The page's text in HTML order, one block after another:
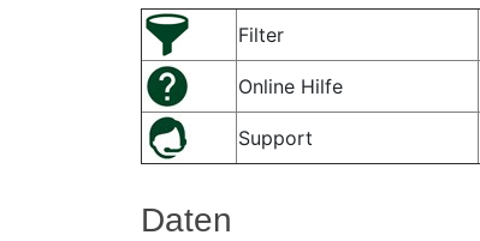
Filter
Online Hilfe
Support
Daten